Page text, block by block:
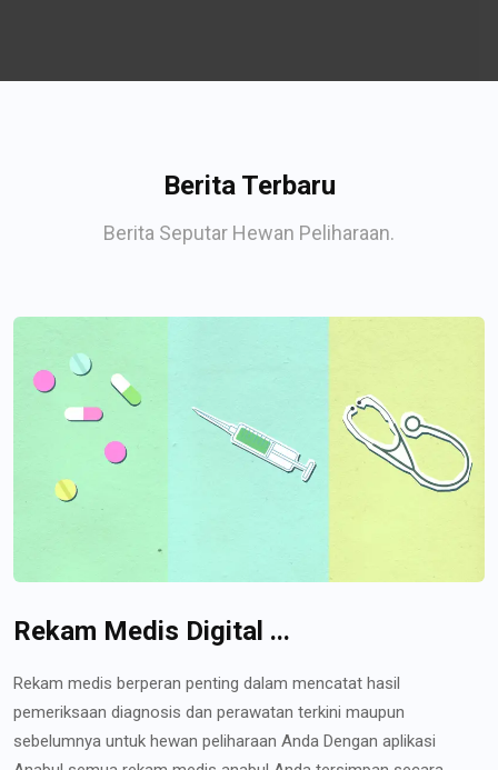
Berita Terbaru
Berita Seputar Hewan Peliharaan.
Rekam Medis Digital ...
Rekam medis berperan penting dalam mencatat hasil
pemeriksaan diagnosis dan perawatan terkini maupun
sebelumnya untuk hewan peliharaan Anda Dengan aplikasi